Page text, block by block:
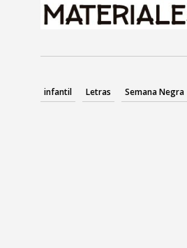
infantil Letras Semana Negra